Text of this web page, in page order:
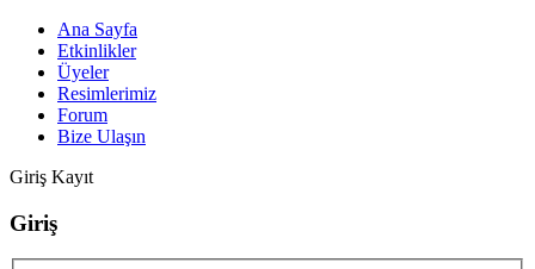
Ana Sayfa
Etkinlikler
Üyeler
Resimlerimiz
Forum
Bize Ulaşın
Giriş Kayıt
Giriş